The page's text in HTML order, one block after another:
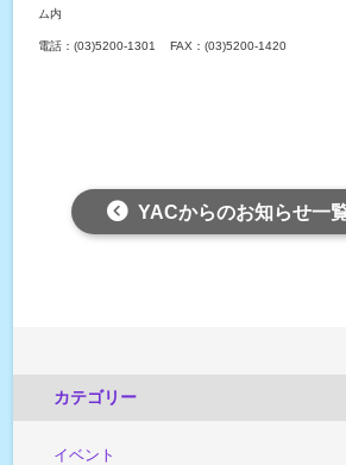
ム内
電話：(03)5200-1301 FAX：(03)5200-1420
YACからのお知らせ一
カテゴリー
イベント